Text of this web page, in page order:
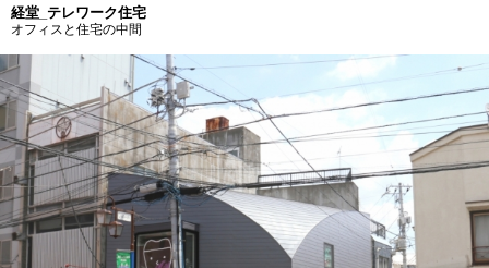
経堂_テレワーク住宅
オフィスと住宅の中間